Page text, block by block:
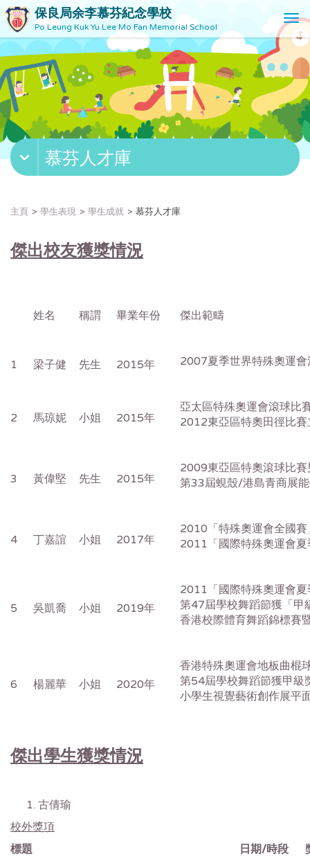
保良局余李慕芬紀念學校
Po Leung Kuk Yu Lee Mo Fan Memorial School
T
o
g
l
e
v
g
慕芬人才庫
主頁 學生表現 學生成就 慕芬人才庫
傑出校友獲獎情況
姓名 稱謂 畢業年份 傑出範疇
1 梁子健 先生 2015年 2007夏季世界特殊奧運
2 馬琼妮 小姐 2015年
亞太區特殊奧運會滾球比
2012東亞區特奧田徑比
3 黃偉堅 先生 2015年
2009東亞區特奧滾球比
第33屆蜆殼/港島青商展
4 丁嘉誼 小姐 2017年
2010「特殊奧運會全國
2011「國際特殊奧運會
5 吳凱喬 小姐 2019年
2011「國際特殊奧運會
第47屆學校舞蹈節獲「甲
香港校際體育舞蹈錦標賽
6 楊麗華 小姐 2020年
香港特殊奧運會地板曲棍
第54屆學校舞蹈節獲甲級
小學生視覺藝術創作展平
傑出學生獲獎情況
古倩瑜
校外獎項
標題
日期/時段